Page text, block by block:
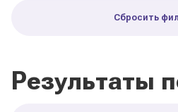
Сбросить
Результаты